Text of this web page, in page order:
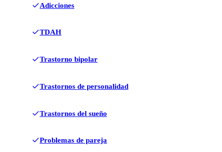
Adicciones
TDAH
Trastorno bipolar
Trastornos de personalidad
Trastornos del sueño
Problemas de pareja